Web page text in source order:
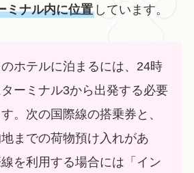
ミナル内に位置しています。
ホテルに泊まるには、24時
ーミナル3から出発する必要
。次の国際線の搭乗券と、
までの荷物預け入れがあ
線を利用する場合には「イン